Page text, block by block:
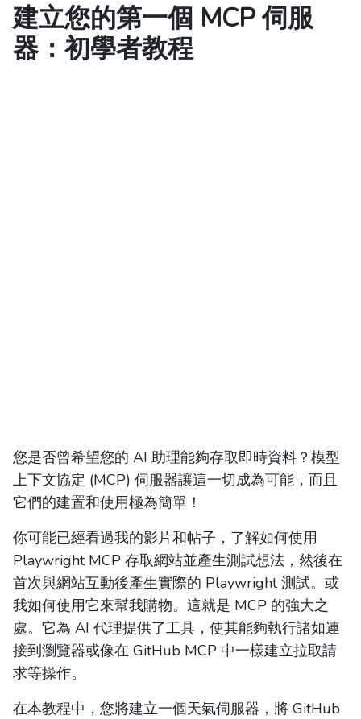
建立您的第一個 MCP 伺服
器：初學者教程
您是否曾希望您的 AI 助理能夠存取即時資料？模型
上下文協定 (MCP) 伺服器讓這一切成為可能，而且
它們的建置和使用極為簡單！
你可能已經看過我的影片和帖子，了解如何使用
Playwright MCP 存取網站並產生測試想法，然後在
首次與網站互動後產生實際的 Playwright 測試。或
我如何使用它來幫我購物。這就是 MCP 的強大之
處。它為 AI 代理提供了工具，使其能夠執行諸如連
接到瀏覽器或像在 GitHub MCP 中一樣建立拉取請
求等操作。
在本教程中，您將建立一個天氣伺服器，將 GitHub